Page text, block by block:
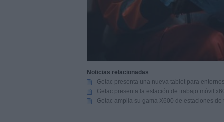
23/07/2026 | ELGi Compressors
Cómo escalar producción
Noticias relacionadas
Getac presenta una nueva tablet para
Getac presenta la estación de trabajo móvil
Getac amplía su gama X600 de estaciones